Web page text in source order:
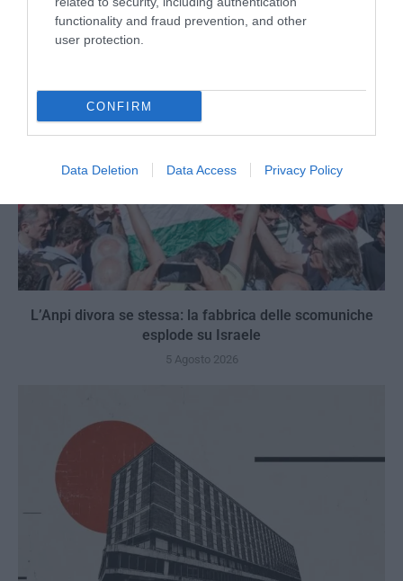
functionality and fraud prevention, and other
user protection.
CONFIRM
Data Deletion Data Access Privacy Policy
5 Agosto 2026
L’Anpi divora se stessa: la fabbrica delle scomuniche
esplode su Israele
5 Agosto 2026